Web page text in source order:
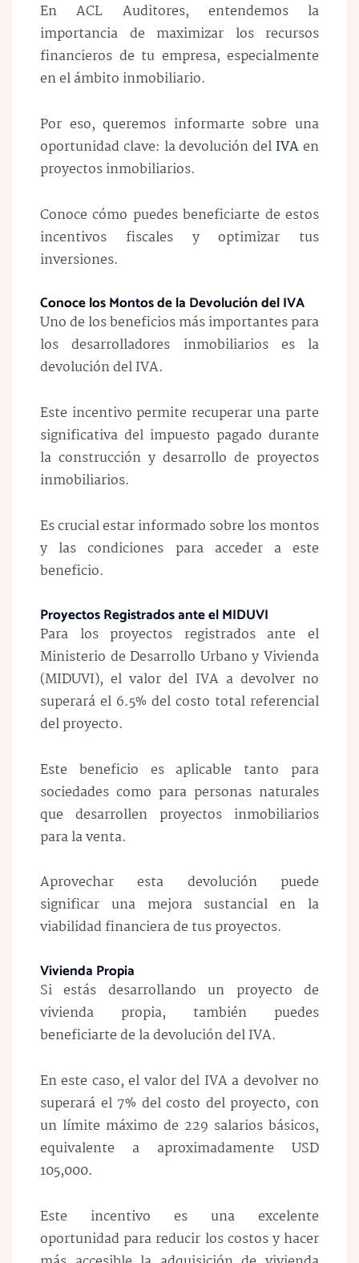
En ACL Auditores, entendemos la
importancia de maximizar los recursos
financieros de tu empresa, especialmente
en el ámbito inmobiliario.
Por eso, queremos informarte sobre una
oportunidad clave: la devolución del IVAen
proyectos inmobiliarios.
Conoce cómo puedes beneficiarte de estos
incentivos fiscales y optimizar tus
inversiones.
Conoce los Montos de la Devolución del IVA
Uno de los beneficios más importantes para
los desarrolladores inmobiliarios es la
devolución del IVA.
Este incentivo permite recuperar una parte
significativa del impuesto pagado durante
la construcción y desarrollo de proyectos
inmobiliarios.
Es crucial estar informado sobre los montos
y las condiciones para acceder a este
beneficio.
Proyectos Registrados ante el MIDUVI
Para los proyectos registrados ante el
Ministerio de Desarrollo Urbano y Vivienda
(MIDUVI), el valor del IVA a devolver no
superará el 6.5% del costo total referencial
del proyecto.
Este beneficio es aplicable tanto para
sociedades como para personas naturales
que desarrollen proyectos inmobiliarios
para la venta.
Aprovechar esta devolución puede
significar una mejora sustancial en la
viabilidad financiera de tus proyectos.
Vivienda Propia
Si estás desarrollando un proyecto de
vivienda propia, también puedes
beneficiarte de la devolución del IVA.
En este caso, el valor del IVA a devolver no
superará el 7% del costo del proyecto, con
un límite máximo de 229 salarios básicos,
equivalente a aproximadamente USD
105,000.
Este incentivo es una excelente
oportunidad para reducir los costos y hacer